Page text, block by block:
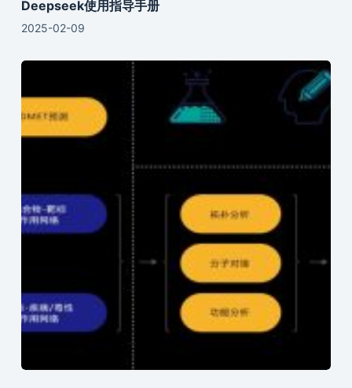
Deepseek使用指导手册
2025-02-09